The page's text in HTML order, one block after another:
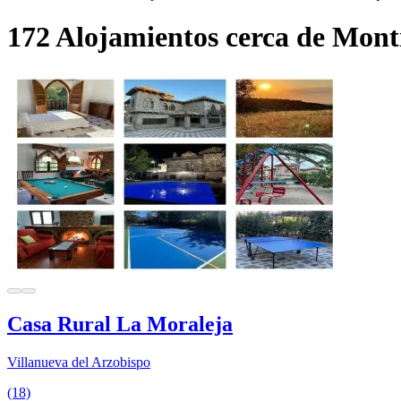
172 Alojamientos cerca de
Casa Rural La Moraleja
Villanueva del Arzobispo
(18)